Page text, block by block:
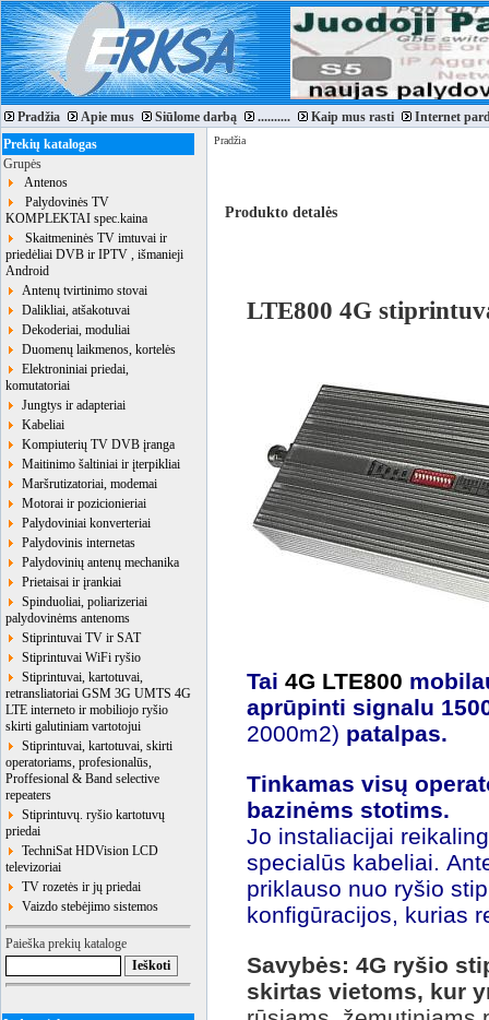
Pradžia Apie mus Siūlome darbą .......... Kaip mus rasti
Internet
Prekių katalogas
Grupės
Antenos
Palydovinės TV
KOMPLEKTAI spec.kaina
Skaitmeninės TV imtuvai ir
priedėliai DVB ir IPTV , išmanieji
Android
Antenų tvirtinimo stovai
Dalikliai, atšakotuvai
Dekoderiai, moduliai
Duomenų laikmenos, kortelės
Elektroniniai priedai,
komutatoriai
Jungtys ir adapteriai
Kabeliai
Kompiuterių TV DVB įranga
Maitinimo šaltiniai ir įterpikliai
Maršrutizatoriai, modemai
Motorai ir pozicionieriai
Palydoviniai konverteriai
Palydovinis internetas
Palydovinių antenų mechanika
Prietaisai ir įrankiai
Spinduoliai, poliarizeriai
palydovinėms antenoms
Stiprintuvai TV ir SAT
Stiprintuvai WiFi ryšio
Stiprintuvai, kartotuvai,
retransliatoriai GSM 3G UMTS 4G
LTE interneto ir mobiliojo ryšio
skirti galutiniam vartotojui
Stiprintuvai, kartotuvai, skirti
operatoriams, profesionalūs,
Proffesional & Band selective
repeaters
Stiprintuvų. ryšio kartotuvų
priedai
TechniSat HDVision LCD
televizoriai
TV rozetės ir jų priedai
Vaizdo stebėjimo sistemos
Paieška prekių kataloge
Pradžia
Produkto detalės
LTE800 4G
Tai 4G LTE800
aprūpinti signalu
2000m2) patalpas.
Tinkamas visų
bazinėms stotims.
Jo instaliacijai
specialūs kabeliai.
priklauso nuo ryšio
konfigūracijos, kurias
Savybės: 4G ryšio
skirtas vietoms, kur